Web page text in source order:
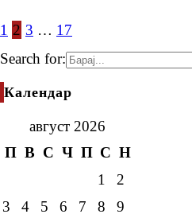
1 2 3 … 17
Search for:
Календар
август 2026
П В С Ч П С Н
1
2
3
4 5 6 7 8
9